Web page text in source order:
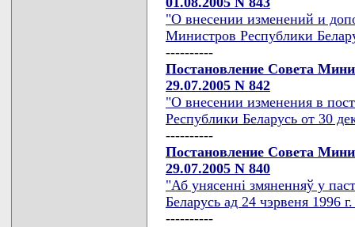
"О внесении изменений и
Министров Республики
----------
Постановление Совета
29.07.2005 N 842
"О внесении изменения в
Республики Беларусь от 30
----------
Постановление Совета
29.07.2005 N 840
"Аб унясеннi змяненняў у
Беларусь ад 24 чэрвеня 1996
----------